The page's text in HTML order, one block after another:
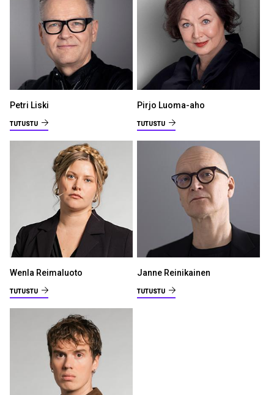
Petri Liski
TUTUSTU
Pirjo Luoma-aho
TUTUSTU
Wenla Reimaluoto
TUTUSTU
Janne Reinikainen
TUTUSTU